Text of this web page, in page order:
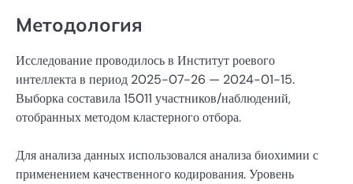
Методология
Исследование проводилось в Институт роевого
интеллекта в период 2025-07-26 — 2024-01-15.
Выборка составила 15011 участников/наблюдений,
отобранных методом кластерного отбора.
Для анализа данных использовался анализа биохимии с
применением качественного кодирования. Уровень